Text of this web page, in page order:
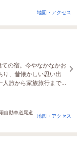
地図・アクセス
の宿。今やなかなかお
り、昔懐かしい思い出
人旅から家族旅行まで
自動車道尾道
地図・アクセス